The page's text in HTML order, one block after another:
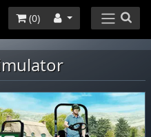
(0)